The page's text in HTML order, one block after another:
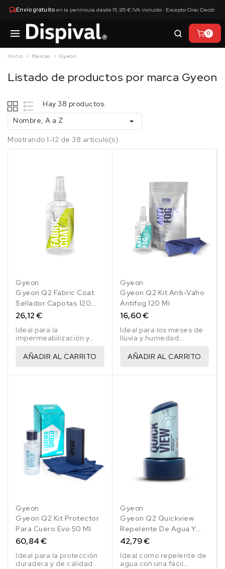
Envío gratuitoen la península desde 15,95 € IVA incluido · Excepto Orac Decor
×
0
Inicio Marcas Gyeon
Listado de productos por marca Gyeon
Hay 38 productos.
Nombre, A a Z

Mostrando 1-12 de 38 artículo(s)
Gyeon
Gyeon Q2 Fabric Coat
Sellador Capotas 120
Cml
26,12 €
Ideal para la
impermeabilización y
capotas de todo tipo
AÑADIR AL CARRITO
Gyeon
Gyeon Q2 Kit Anti-Vaho
Antifog 120 Ml
16,60 €
Ideal para los meses de
lluvia y humedad
cristales se empañan y
reducen la visibilidad
AÑADIR AL CARRITO
Gyeon
Gyeon Q2 Kit Protector
Para Cuero Evo 50 Ml
60,84 €
Ideal para la protección
duradera y de calidad
Gyeon
Gyeon Q2 Quickview
Repelente De Agua Y
Lluvia 120 Ml
42,79 €
Ideal como repelente de
agua con una fácil